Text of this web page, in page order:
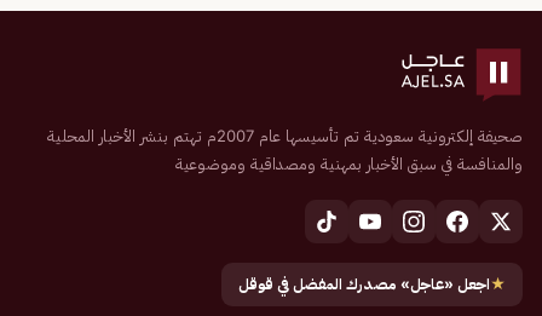
صحيفة إلكترونية سعودية تم تأسيسها عام 2007م تهتم بنشر الأخبار المحلية
والمنافسة في سبق الأخبار بمهنية ومصداقية وموضوعية
★اجعل «عاجل» مصدرك المفضل في قوقل